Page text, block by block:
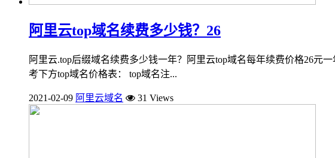
阿里云top域名续费多少钱？26
阿里云.top后缀域名续费多少钱一年？阿里云top域名每年续费价格26元
考下方top域名价格表： top域名注...
2021-02-09 阿里云域名 31 Views